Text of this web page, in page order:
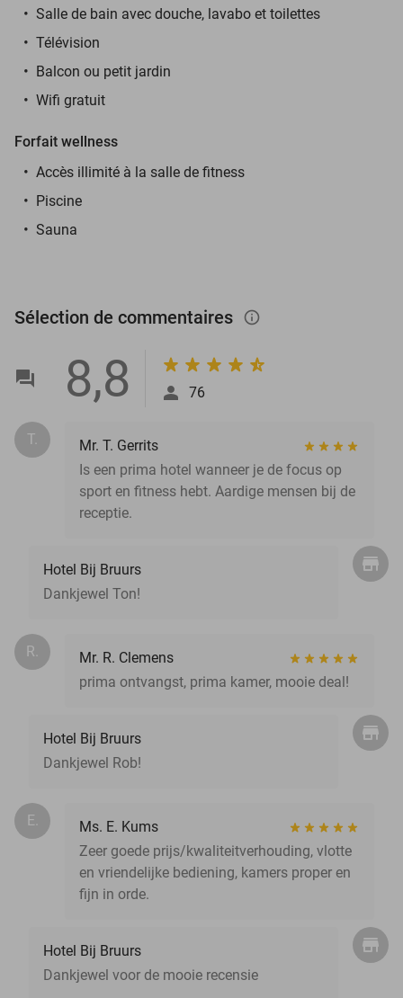
Salle de bain avec douche, lavabo et toilettes
Télévision
Balcon ou petit jardin
Wifi gratuit
Forfait wellness
Accès illimité à la salle de fitness
Piscine
Sauna
Sélection de commentaires info_outlined
8,8 76
T.
Mr. T. Gerrits
Is een prima hotel wanneer je de focus op
sport en fitness hebt. Aardige mensen bij de
receptie.
Hotel Bij Bruurs
Dankjewel Ton!
R.
Mr. R. Clemens
prima ontvangst, prima kamer, mooie deal!
Hotel Bij Bruurs
Dankjewel Rob!
E.
Ms. E. Kums
Zeer goede prijs/kwaliteitverhouding, vlotte
en vriendelijke bediening, kamers proper en
fijn in orde.
Hotel Bij Bruurs
Dankjewel voor de mooie recensie